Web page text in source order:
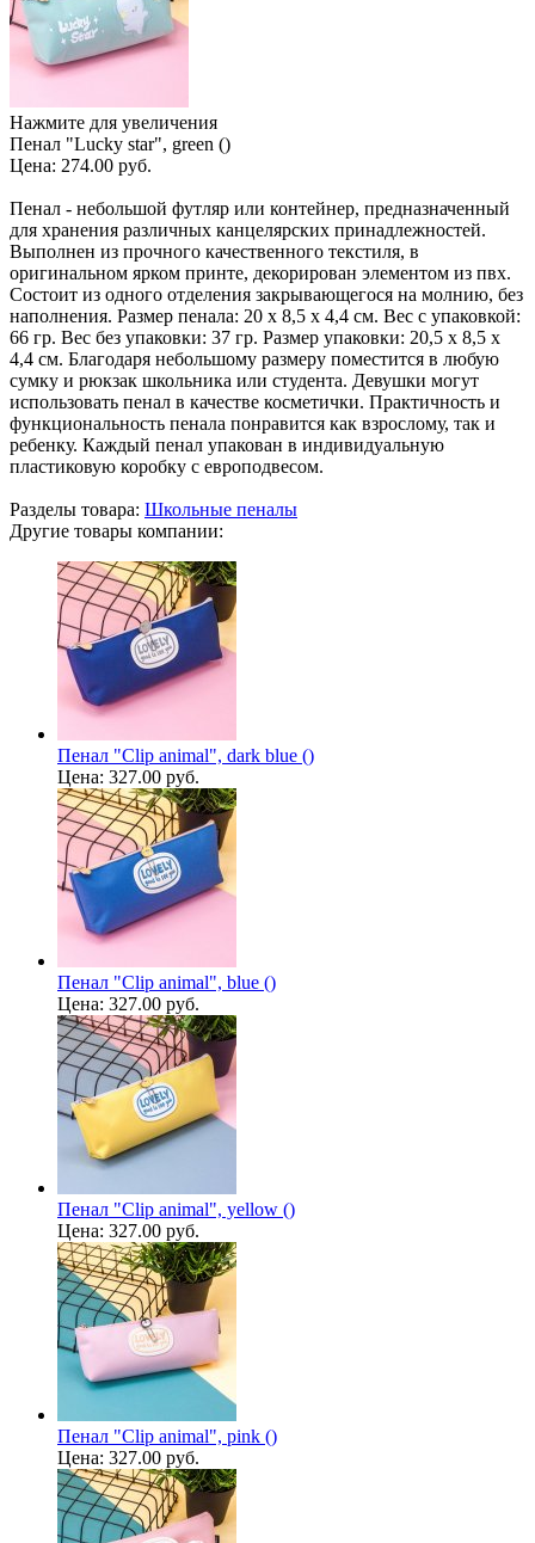
Нажмите для увеличения
Пенал "Lucky star", green ()
Цена: 274.00 руб.
Пенал - небольшой футляр или контейнер, предназначенный
для хранения различных канцелярских принадлежностей.
Выполнен из прочного качественного текстиля, в
оригинальном ярком принте, декорирован элементом из пвх.
Состоит из одного отделения закрывающегося на молнию, без
наполнения. Размер пенала: 20 х 8,5 х 4,4 см. Вес с упаковкой:
66 гр. Вес без упаковки: 37 гр. Размер упаковки: 20,5 х 8,5 х
4,4 см. Благодаря небольшому размеру поместится в любую
сумку и рюкзак школьника или студента. Девушки могут
использовать пенал в качестве косметички. Практичность и
функциональность пенала понравится как взрослому, так и
ребенку. Каждый пенал упакован в индивидуальную
пластиковую коробку с европодвесом.
Разделы товара: Школьные пеналы
Другие товары компании:
Пенал "Clip animal", dark blue ()
Цена: 327.00 руб.
Пенал "Clip animal", blue ()
Цена: 327.00 руб.
Пенал "Clip animal", yellow ()
Цена: 327.00 руб.
Пенал "Clip animal", pink ()
Цена: 327.00 руб.